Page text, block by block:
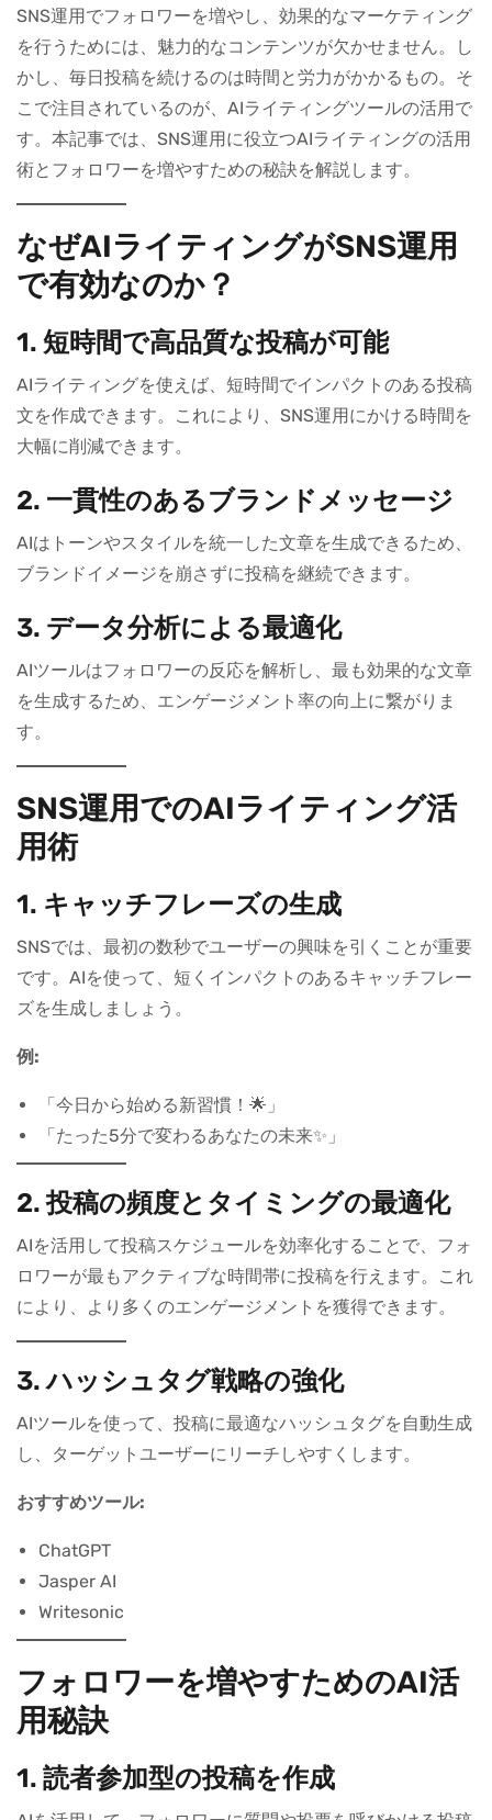
SNS運用でフォロワーを増やし、効果的なマーケティング
を行うためには、魅力的なコンテンツが欠かせません。し
かし、毎日投稿を続けるのは時間と労力がかかるもの。そ
こで注目されているのが、AIライティングツールの活用で
す。本記事では、SNS運用に役立つAIライティングの活用
術とフォロワーを増やすための秘訣を解説します。
なぜAIライティングがSNS運用
で有効なのか？
1. 短時間で高品質な投稿が可能
AIライティングを使えば、短時間でインパクトのある投稿
文を作成できます。これにより、SNS運用にかける時間を
大幅に削減できます。
2. 一貫性のあるブランドメッセージ
AIはトーンやスタイルを統一した文章を生成できるため、
ブランドイメージを崩さずに投稿を継続できます。
3. データ分析による最適化
AIツールはフォロワーの反応を解析し、最も効果的な文章
を生成するため、エンゲージメント率の向上に繋がりま
す。
SNS運用でのAIライティング活
用術
1. キャッチフレーズの生成
SNSでは、最初の数秒でユーザーの興味を引くことが重要
です。AIを使って、短くインパクトのあるキャッチフレー
ズを生成しましょう。
例:
「今日から始める新習慣！🌟」
「たった5分で変わるあなたの未来✨」
2. 投稿の頻度とタイミングの最適化
AIを活用して投稿スケジュールを効率化することで、フォ
ロワーが最もアクティブな時間帯に投稿を行えます。これ
により、より多くのエンゲージメントを獲得できます。
3. ハッシュタグ戦略の強化
AIツールを使って、投稿に最適なハッシュタグを自動生成
し、ターゲットユーザーにリーチしやすくします。
おすすめツール:
ChatGPT
Jasper AI
Writesonic
フォロワーを増やすためのAI活
用秘訣
1. 読者参加型の投稿を作成